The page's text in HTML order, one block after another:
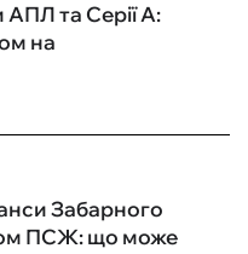
та Серії А:
на
Забарного
ПСЖ: що може